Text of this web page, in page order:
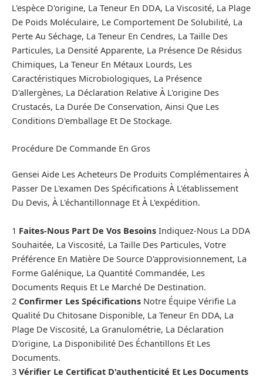
L'espèce D'origine, La Teneur En DDA, La Viscosité, La Plage
De Poids Moléculaire, Le Comportement De Solubilité, La
Perte Au Séchage, La Teneur En Cendres, La Taille Des
Particules, La Densité Apparente, La Présence De Résidus
Chimiques, La Teneur En Métaux Lourds, Les
Caractéristiques Microbiologiques, La Présence
D'allergènes, La Déclaration Relative À L'origine Des
Crustacés, La Durée De Conservation, Ainsi Que Les
Conditions D'emballage Et De Stockage.
Procédure De Commande En Gros
Gensei Aide Les Acheteurs De Produits Complémentaires À
Passer De L'examen Des Spécifications À L'établissement
Du Devis, À L'échantillonnage Et À L'expédition.
1 Faites-Nous Part De Vos Besoins Indiquez-Nous La DDA
Souhaitée, La Viscosité, La Taille Des Particules, Votre
Préférence En Matière De Source D'approvisionnement, La
Forme Galénique, La Quantité Commandée, Les
Documents Requis Et Le Marché De Destination.
2 Confirmer Les Spécifications Notre Équipe Vérifie La
Qualité Du Chitosane Disponible, La Teneur En DDA, La
Plage De Viscosité, La Granulométrie, La Déclaration
D'origine, La Disponibilité Des Échantillons Et Les
Documents.
3 Vérifier Le Certificat D'authenticité Et Les Documents